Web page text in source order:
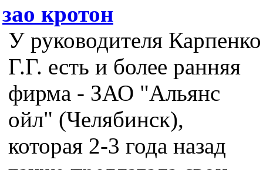
зао кротон
У руководителя Карпенко
Г.Г. есть и более ранняя
фирма - ЗАО "Альянс
ойл" (Челябинск),
которая 2-3 года назад